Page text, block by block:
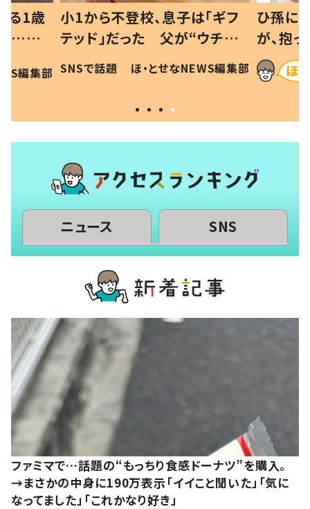
る1歳
…母
現行
編集部
小1から不登校、息子は「ギフ
テッド」だった 父が“ウチ給
食”を作り続ける理由とは #令
和の親 #令和の子
SNSで話題 ほ・とせなNEWS編集部
ひ孫に
が、抱
に「涙
方ない」
ニュース SNS
ファミマで…話題の“もっちり食感ドーナツ”を購入。
→まさかの中身に190万表示「イイこと聞いた」「気に
なってました」「これかなり好き」